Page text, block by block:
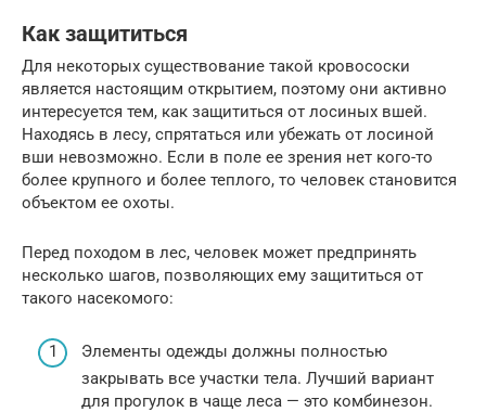
Как защититься
Для некоторых существование такой кровососки
является настоящим открытием, поэтому они активно
интересуется тем, как защититься от лосиных вшей.
Находясь в лесу, спрятаться или убежать от лосиной
вши невозможно. Если в поле ее зрения нет кого-то
более крупного и более теплого, то человек становится
объектом ее охоты.
Перед походом в лес, человек может предпринять
несколько шагов, позволяющих ему защититься от
такого насекомого:
Элементы одежды должны полностью
закрывать все участки тела. Лучший вариант
для прогулок в чаще леса — это комбинезон.